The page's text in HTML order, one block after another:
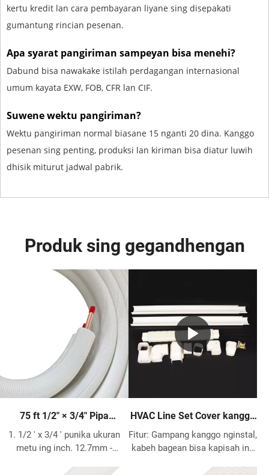
kertu kredit lan cara pembayaran liyane sing disepakati
gumantung rincian pesenan.
Apa syarat pangiriman sampeyan bisa menehi?
Dabund bisa nawakake istilah perdagangan internasional
umum kayata EXW, FOB, CFR lan CIF.
Suwene wektu pangiriman?
Wektu pangiriman normal biasane 15 nganti 20 dina. Kanggo
pesenan sing penting, produksi lan kiriman bisa diatur luwih
dhisik miturut jadwal pabrik.
Produk sing gegandhengan
75 ft 1/2″ × 3/4″ Pipa
Refrigeran Pra-Insulated
HVAC
1. 1/2 ' x 3/4 ' punika ukuran
metu ing inch. 12.7mm -
HVAC Line Set Cover kanggo
Fitur: Gampang kanggo nginstal,
kabeh bagean bisa kapisah ing